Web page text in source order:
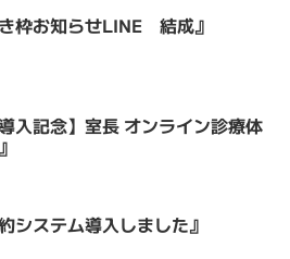
き枠お知らせLINE 結成』
入記念】室長 オンライン診療体
システム導入しました』